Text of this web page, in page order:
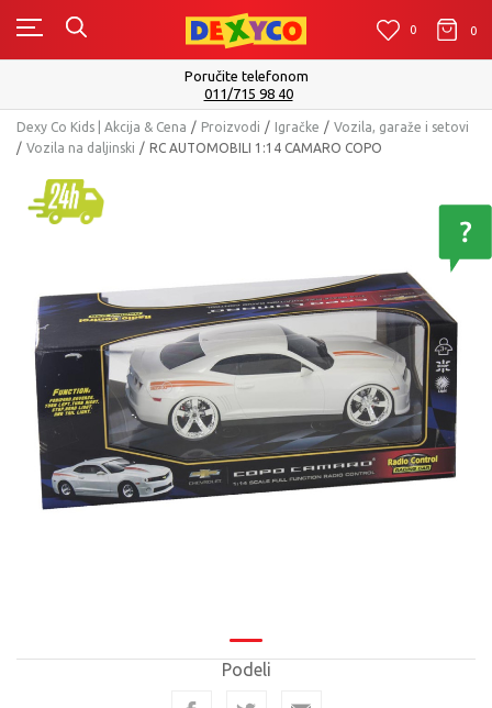
0 0 0
Isporuku možete očekivati u roku od
Dexy Co Kids | Akcija & Cena Proizvodi Igračke
Vozila, garaže i setovi
Vozila na daljinski
RC AUTOMOBILI 1:14 CAMARO COPO
Podeli